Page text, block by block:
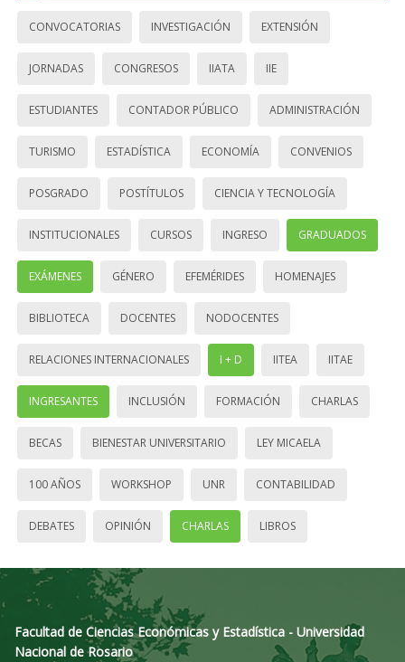
CONVOCATORIAS INVESTIGACIÓN EXTENSIÓN
JORNADAS CONGRESOS IIATA IIE
ESTUDIANTES CONTADOR PÚBLICO ADMINISTRACIÓN
TURISMO ESTADÍSTICA ECONOMÍA CONVENIOS
POSGRADO POSTÍTULOS CIENCIA Y TECNOLOGÍA
INSTITUCIONALES CURSOS INGRESO GRADUADOS
EXÁMENES GÉNERO EFEMÉRIDES HOMENAJES
BIBLIOTECA DOCENTES NODOCENTES
RELACIONES INTERNACIONALES I + D IITEA IITAE
INGRESANTES INCLUSIÓN FORMACIÓN CHARLAS
BECAS BIENESTAR UNIVERSITARIO LEY MICAELA
100 AÑOS WORKSHOP UNR CONTABILIDAD
DEBATES OPINIÓN CHARLAS LIBROS
Facultad de Ciencias Económicas y Estadística - Universidad
Nacional de Rosario